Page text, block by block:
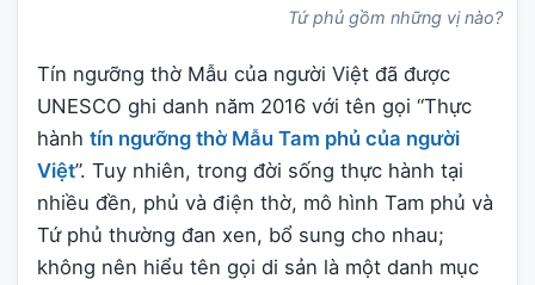
Tứ phủ gồm những vị nào?
Tín ngưỡng thờ Mẫu của người Việt đã được
UNESCO ghi danh năm 2016 với tên gọi “Thực
hành tín ngưỡng thờ Mẫu Tam phủ của người
Việt”. Tuy nhiên, trong đời sống thực hành tại
nhiều đền, phủ và điện thờ, mô hình Tam phủ và
Tứ phủ thường đan xen, bổ sung cho nhau;
không nên hiểu tên gọi di sản là một danh mục